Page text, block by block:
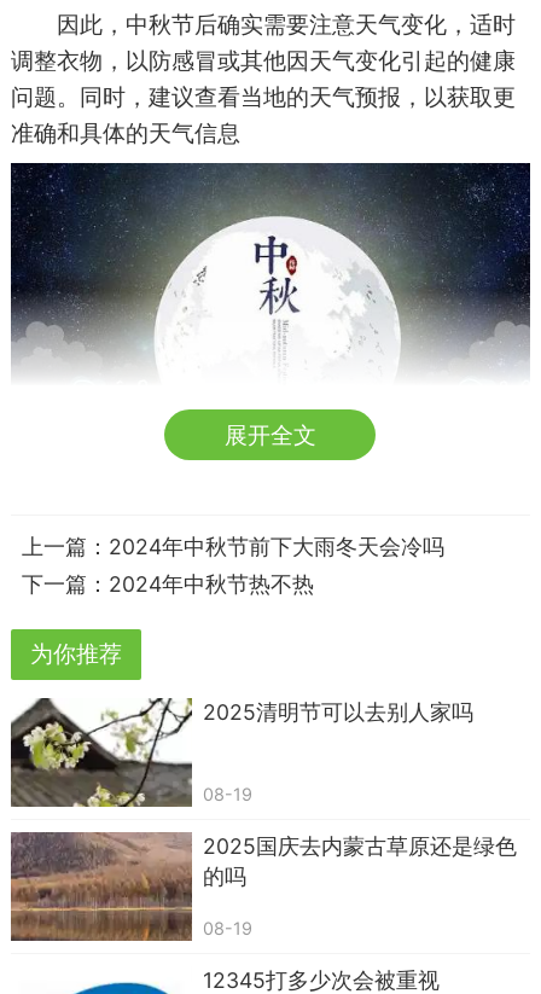
因此，中秋节后确实需要注意天气变化，适时
调整衣物，以防感冒或其他因天气变化引起的健康
问题。同时，建议查看当地的天气预报，以获取更
准确和具体的天气信息
天气变冷的时间因地区和年份而异。一般而
言，在北方地区，立秋之后通常会感受到温度的下
等到11月份才会开始变冷。但需要注意的是，这只
是一个大致的趋势，具体的气温变化还会受到许多
因素的影响，如气候变化、地理位置、海洋影响
等。
因此，要准确了解某一年或某一地区的天气变
冷时间，最好查看当地的气象预报或气候资料。同
时，也要注意根据天气变化及时调整衣物和生活习
惯，以保持身体健康和舒适。
展开全文
上一篇： 2024年中秋节前下大雨冬天会冷吗
下一篇： 2024年中秋节热不热
为你推荐
​2025清明节可以去别人家吗
08-19
2025国庆去内蒙古草原还是绿色
的吗
08-19
12345打多少次会被重视